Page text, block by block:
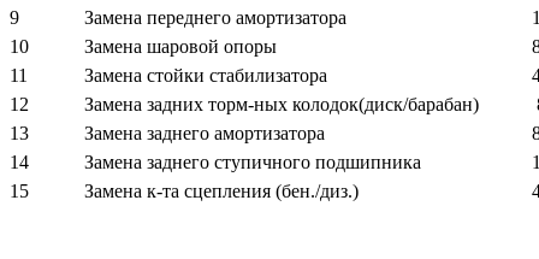
9
Замена переднего амортизатора
10
Замена шаровой опоры
11
Замена стойки стабилизатора
12
Замена задних торм-ных колодок(диск/барабан)
13
Замена заднего амортизатора
14
Замена заднего ступичного подшипника
15
Замена к-та сцепления (бен./диз.)